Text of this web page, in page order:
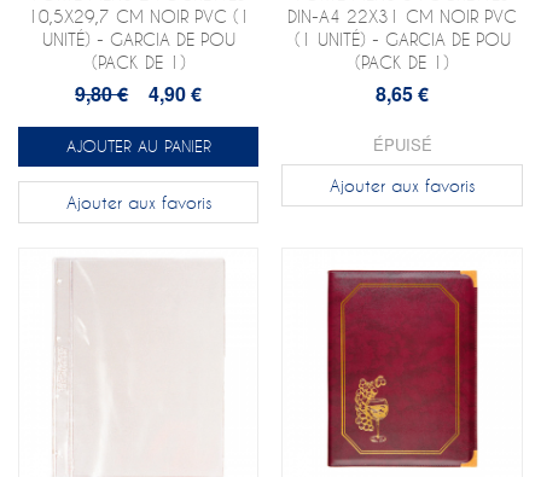
10,5X29,7 CM NOIR PVC (1
UNITÉ) - GARCIA DE POU
(PACK DE 1)
9,80 € 4,90 €
AJOUTER AU PANIER
Ajouter aux favoris
DIN-A4 22X31 CM NOIR PVC
(1 UNITÉ) - GARCIA DE POU
(PACK DE 1)
8,65 €
ÉPUISÉ
Ajouter aux favoris